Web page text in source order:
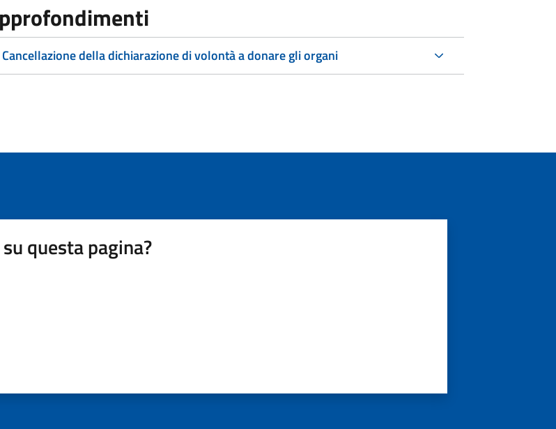
Cancellazione della dichiarazione di volontà a donare gli organi
questa pagina?